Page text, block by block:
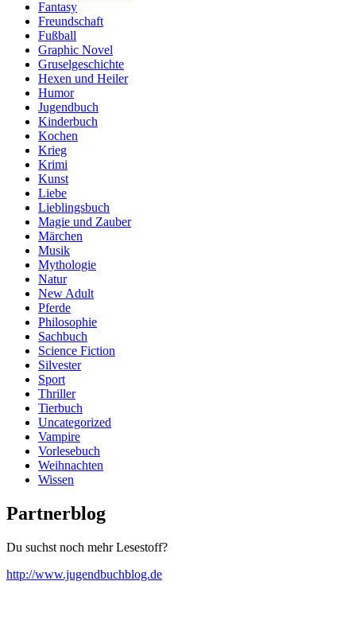
Fantasy
Freundschaft
Fußball
Graphic Novel
Gruselgeschichte
Hexen und Heiler
Humor
Jugendbuch
Kinderbuch
Kochen
Krieg
Krimi
Kunst
Liebe
Lieblingsbuch
Magie und Zauber
Märchen
Musik
Mythologie
Natur
New Adult
Pferde
Philosophie
Sachbuch
Science Fiction
Silvester
Sport
Thriller
Tierbuch
Uncategorized
Vampire
Vorlesebuch
Weihnachten
Wissen
Partnerblog
Du suchst noch mehr Lesestoff?
http://www.jugendbuchblog.de